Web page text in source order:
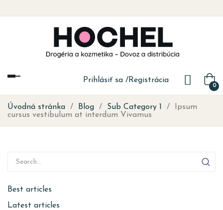
Prihlásiť sa /Registrácia
0
Toggle
Úvodná stránka Blog Sub Category 1
Ipsum
cursus vestibulum at interdum Vivamus
Best articles
Latest articles